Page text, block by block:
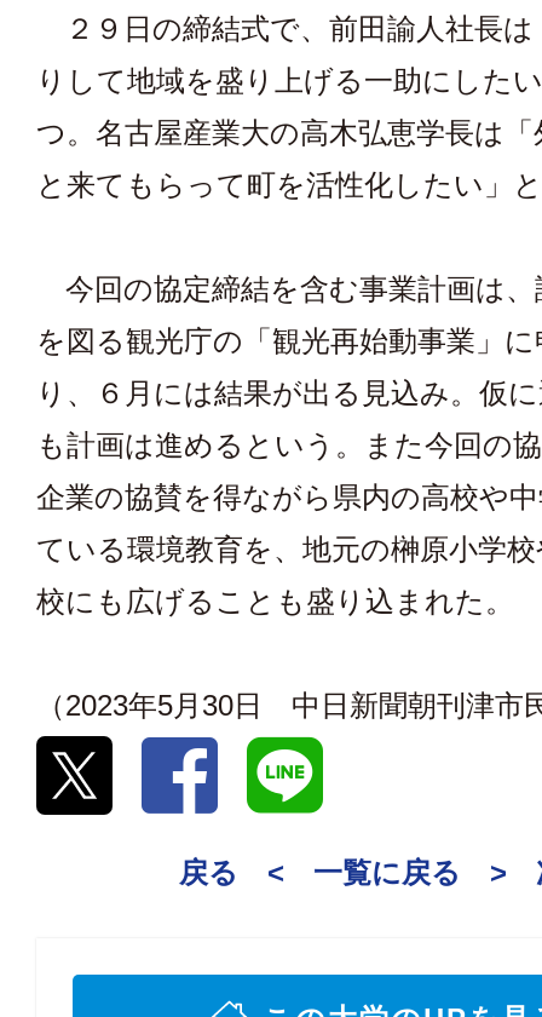
２９日の締結式で、前田諭人社長は
りして地域を盛り上げる一助にした
つ。名古屋産業大の高木弘恵学長は
と来てもらって町を活性化したい」
今回の協定締結を含む事業計画は、
を図る観光庁の「観光再始動事業」
り、６月には結果が出る見込み。仮
も計画は進めるという。また今回の
企業の協賛を得ながら県内の高校や
ている環境教育を、地元の榊原小学
校にも広げることも盛り込まれた。
（2023年5月30日 中日新聞朝刊津市
戻る < 一覧に戻る >